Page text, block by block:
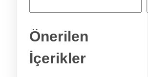
Önerilen
İçerikler